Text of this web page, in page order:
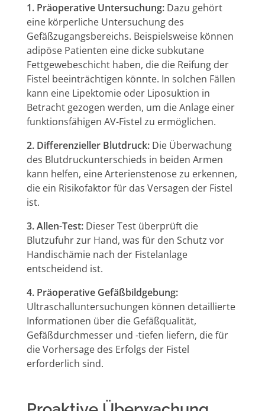
1. Präoperative Untersuchung: Dazu gehört
eine körperliche Untersuchung des
Gefäßzugangsbereichs. Beispielsweise können
adipöse Patienten eine dicke subkutane
Fettgewebeschicht haben, die die Reifung der
Fistel beeinträchtigen könnte. In solchen Fällen
kann eine Lipektomie oder Liposuktion in
Betracht gezogen werden, um die Anlage einer
funktionsfähigen AV-Fistel zu ermöglichen.
2. Differenzieller Blutdruck: Die Überwachung
des Blutdruckunterschieds in beiden Armen
kann helfen, eine Arterienstenose zu erkennen,
die ein Risikofaktor für das Versagen der Fistel
ist.
3. Allen-Test: Dieser Test überprüft die
Blutzufuhr zur Hand, was für den Schutz vor
Handischämie nach der Fistelanlage
entscheidend ist.
4. Präoperative Gefäßbildgebung:
Ultraschalluntersuchungen können detaillierte
Informationen über die Gefäßqualität,
Gefäßdurchmesser und -tiefen liefern, die für
die Vorhersage des Erfolgs der Fistel
erforderlich sind.